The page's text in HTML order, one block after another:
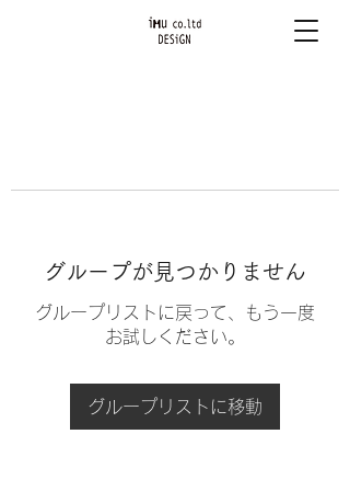
グループが見つかりません
グループリストに戻って、もう一度
お試しください。
グループリストに移動